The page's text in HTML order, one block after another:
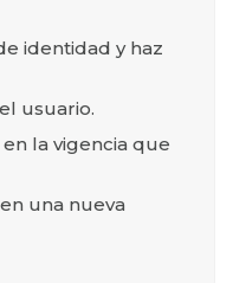
identidad y haz
usuario.
la vigencia que
una nueva